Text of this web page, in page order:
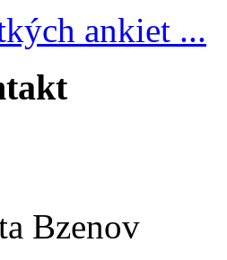
ankiet ...
Bzenov